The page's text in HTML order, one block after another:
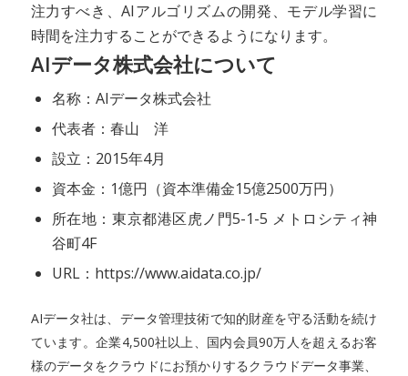
注力すべき、AIアルゴリズムの開発、モデル学習に
時間を注力することができるようになります。
AIデータ株式会社について
名称：AIデータ株式会社
代表者：春山 洋
設立：2015年4月
資本金：1億円（資本準備金15億2500万円）
所在地：東京都港区虎ノ門5-1-5 メトロシティ神
谷町4F
URL：https://www.aidata.co.jp/
AIデータ社は、データ管理技術で知的財産を守る活動を続け
ています。企業4,500社以上、国内会員90万人を超えるお客
様のデータをクラウドにお預かりするクラウドデータ事業、